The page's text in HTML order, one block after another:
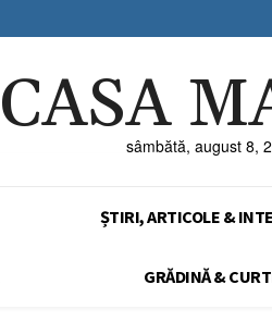
CASAsâmbătă, august 8,
ȘTIRI, ARTICOLE &
GRĂDINĂ &